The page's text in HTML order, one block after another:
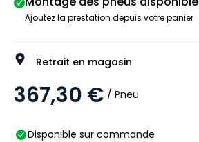
Ajoutez la prestation depuis votre panier
Retrait en magasin
367,30 € / Pneu
Disponible sur commande